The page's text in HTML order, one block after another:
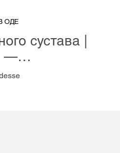
сустава |
—
ОДЕ